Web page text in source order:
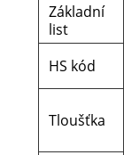
Základní
list
HS kód
Tloušťka